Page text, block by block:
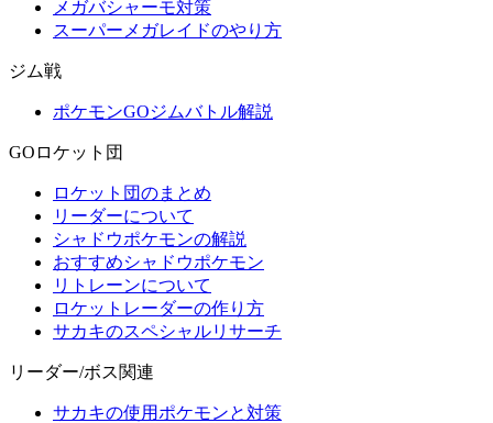
メガバシャーモ対策
スーパーメガレイドのやり方
ジム戦
ポケモンGOジムバトル解説
GOロケット団
ロケット団のまとめ
リーダーについて
シャドウポケモンの解説
おすすめシャドウポケモン
リトレーンについて
ロケットレーダーの作り方
サカキのスペシャルリサーチ
リーダー/ボス関連
サカキの使用ポケモンと対策